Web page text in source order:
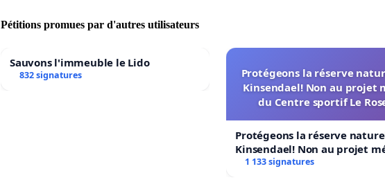
Pétitions promues par d'autres utilisateurs
Sauvons l'immeuble le Lido
832 signatures
Protégeons la réserve
Kinsendael! Non au projet
du Centre sportif Le
Protégeons la réserve
Kinsendael! Non au projet
Centre sportif Le Roseau!
1 133 signatures